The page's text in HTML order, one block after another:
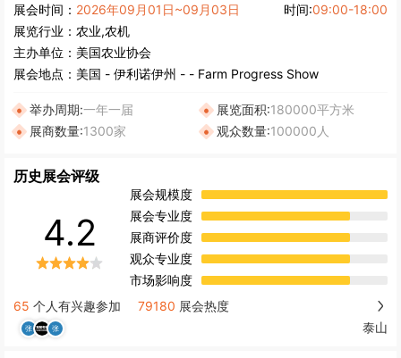
展会时间： 2026年09月01日~09月03日 时间:09:00-18:00
展览行业： 农业,农机
主办单位： 美国农业协会
展会地点： 美国 - 伊利诺伊州 - - Farm Progress Show
举办周期:一年一届 展览面积:180000平方米
展商数量:1300家 观众数量:100000人
历史展会评级
4.2
展会规模度
展会专业度
展商评价度
观众专业度
市场影响度
65 个人有兴趣参加 79180 展会热度
泰山